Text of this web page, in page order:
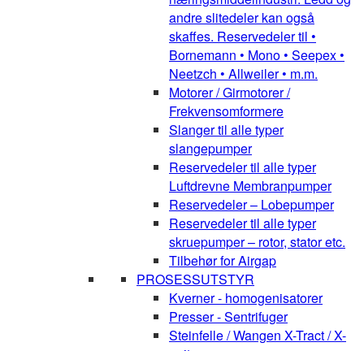
andre slitedeler kan også
skaffes. Reservedeler til •
Bornemann • Mono • Seepex •
Neetzch • Allweiler • m.m.
Motorer / Girmotorer /
Frekvensomformere
Slanger til alle typer
slangepumper
Reservedeler til alle typer
Luftdrevne Membranpumper
Reservedeler – Lobepumper
Reservedeler til alle typer
skruepumper – rotor, stator etc.
Tilbehør for Airgap
PROSESSUTSTYR
Kverner - homogenisatorer
Presser - Sentrifuger
Steinfelle / Wangen X-Tract / X-